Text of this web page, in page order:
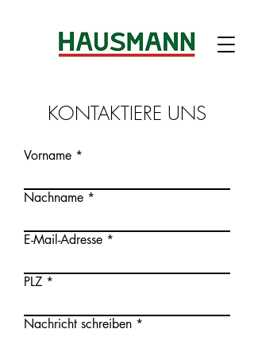
KONTAKTIERE UNS
Vorname
Nachname
E-Mail-Adresse
PLZ
Nachricht schreiben